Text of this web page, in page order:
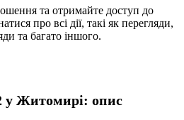
та отримайте доступ до
про всі дії, такі як перегляди,
та багато іншого.
у Житомирі: опис